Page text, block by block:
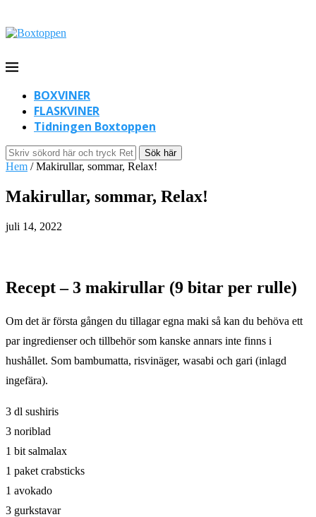
BOXVINER
FLASKVINER
Tidningen Boxtoppen
Sök här
Hem /Makirullar, sommar, Relax!
Makirullar, sommar, Relax!
juli 14, 2022
Recept – 3 makirullar (9 bitar per rulle)
Om det är första gången du tillagar egna maki så kan du behöva ett
par ingredienser och tillbehör som kanske annars inte finns i
hushållet. Som bambumatta, risvinäger, wasabi och gari (inlagd
ingefära).
3 dl sushiris
3 noriblad
1 bit salmalax
1 paket crabsticks
1 avokado
3 gurkstavar